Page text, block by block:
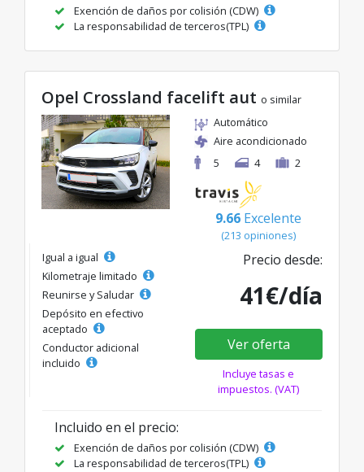
Exención de daños por colisión (CDW)
La responsabilidad de terceros(TPL)
Opel Crossland facelift aut o similar
Automático
Aire acondicionado
5
4 2
9.66 Excelente
(213 opiniones)
Igual a igual
Kilometraje limitado
Reunirse y Saludar
Depósito en efectivo
aceptado
Conductor adicional
incluido
Precio desde:
41€/día
Ver oferta
Incluye tasas e
impuestos. (VAT)
Incluido en el precio:
Exención de daños por colisión (CDW)
La responsabilidad de terceros(TPL)